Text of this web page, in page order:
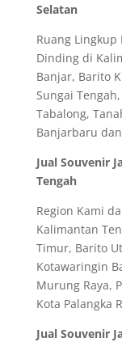
Selatan
Ruang
Dinding di
Banjar, Barito
Sungai
Tabalong,
Banjarbaru
Jual Souvenir
Tengah
Region Kami
Kalimantan
Timur, Barito
Kotawaringin
Murung Raya,
Kota Palangka
Jual Souvenir